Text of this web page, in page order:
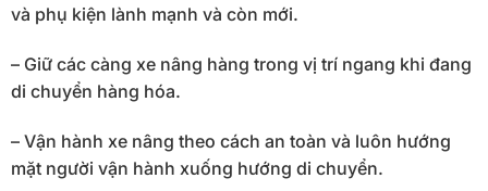
và phụ kiện lành mạnh và còn mới.
– Giữ các càng xe nâng hàng trong vị trí ngang khi đang
di chuyển hàng hóa.
– Vận hành xe nâng theo cách an toàn và luôn hướng
mặt người vận hành xuống hướng di chuyển.